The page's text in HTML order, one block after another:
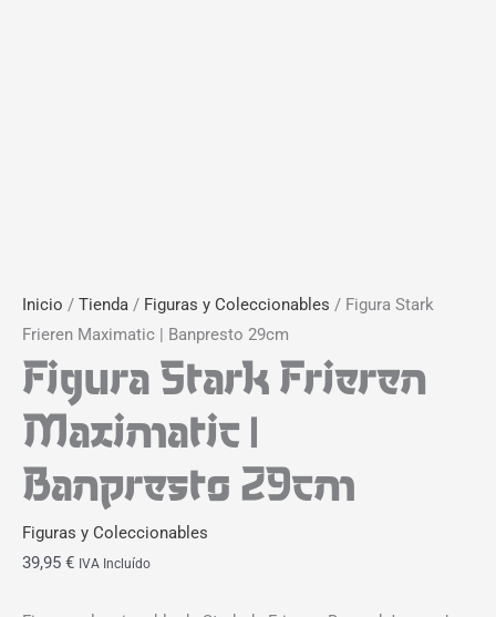
Inicio / Tienda / Figuras y Coleccionables / Figura Stark
Frieren Maximatic | Banpresto 29cm
Figura Stark Frieren
Maximatic |
Banpresto 29cm
Figuras y Coleccionables
39,95 € IVA Incluído